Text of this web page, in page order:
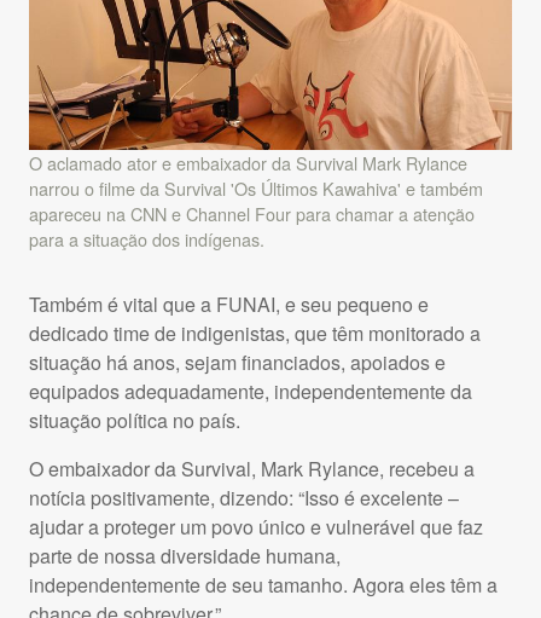
O aclamado ator e embaixador da Survival Mark Rylance
narrou o filme da Survival 'Os Últimos Kawahiva' e também
apareceu na CNN e Channel Four para chamar a atenção
para a situação dos indígenas.
Também é vital que a FUNAI, e seu pequeno e
dedicado time de indigenistas, que têm monitorado a
situação há anos, sejam financiados, apoiados e
equipados adequadamente, independentemente da
situação política no país.
O embaixador da Survival, Mark Rylance, recebeu a
notícia positivamente, dizendo: “Isso é excelente –
ajudar a proteger um povo único e vulnerável que faz
parte de nossa diversidade humana,
independentemente de seu tamanho. Agora eles têm a